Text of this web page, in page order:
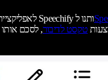
העלו כל PDF לאפליקציית הווב של Speechify ותנו ל
טקסט לדיבור, לסכם אותו